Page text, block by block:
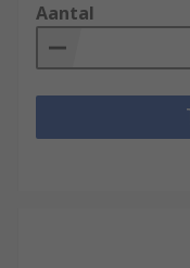
Aantal